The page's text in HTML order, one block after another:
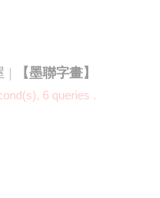
| 【墨聯字畫】
6 queries .